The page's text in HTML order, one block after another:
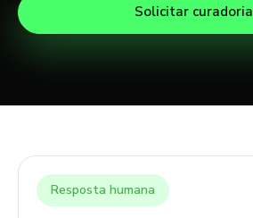
Solicitar curadoria
Resposta humana